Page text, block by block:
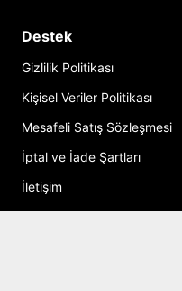
Destek
Gizlilik Politikası
Kişisel Veriler Politikası
Mesafeli Satış Sözleşmesi
İptal ve İade Şartları
İletişim